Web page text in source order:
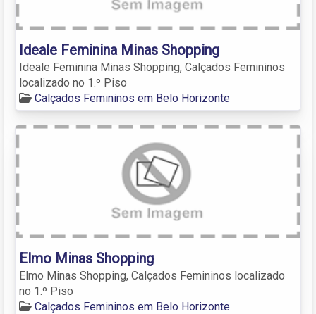
Ideale Feminina Minas Shopping
Ideale Feminina Minas Shopping, Calçados Femininos
localizado no 1.º Piso
Calçados Femininos em Belo Horizonte
Elmo Minas Shopping
Elmo Minas Shopping, Calçados Femininos localizado
no 1.º Piso
Calçados Femininos em Belo Horizonte